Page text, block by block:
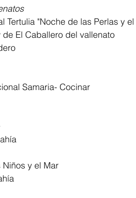
Tertulia "Noche de las Perlas y
El Caballero del vallenato
Samaria- Cocinar
y el Mar